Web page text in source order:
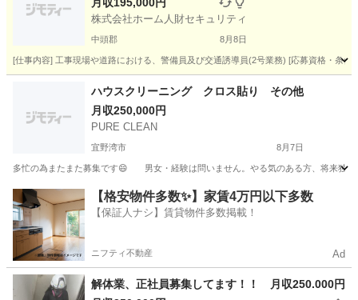
株式会社ホーム人財セキュリティ
中頭郡 8月8日
[仕事内容] 工事現場や道路における、警備員及び交通誘導員(2号業務) [応募資格・条
その他
ハウスクリーニング クロス貼り その他
月収250,000円
PURE CLEAN
宜野湾市 8月7日
多忙の為またまた募集です😄 男女・経験は問いません。やる気のある方、将来独立
沖縄 宜野湾市 その他
【格安物件多数✨】家賃4万円以下多数
【保証人ナシ】賃貸物件多数掲載！
ニフティ不動産 Ad
解体業、正社員募集してます！！ 月収250.000円